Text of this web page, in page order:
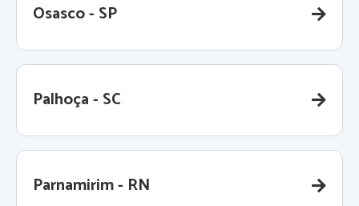
Osasco - SP
Palhoça - SC
Parnamirim - RN